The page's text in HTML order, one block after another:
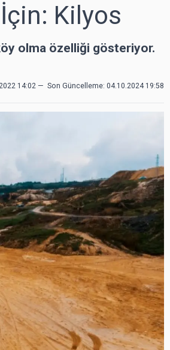
Kilyos
olma özelliği gösteriyor.
14:02 — Son Güncelleme: 04.10.2024 19:58